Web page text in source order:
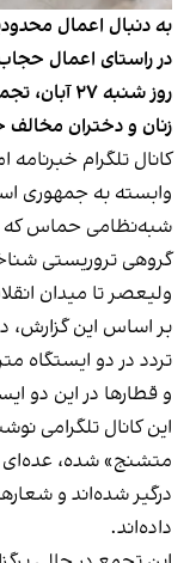
به دنبال اعمال
در راستای اعمال
روز شنبه
زنان و دختران مخالف
کانال تلگرام
وابسته به جمهوری
شبه‌نظامی حماس که از
گروهی تروریستی
ولیعصر تا میدان
بر اساس این گزارش،
تردد در دو ایستگاه
و قطارها در این دو
این کانال تلگرامی
متشنج» شده، عده‌ای
درگیر شده‌اند و
داده‌اند.